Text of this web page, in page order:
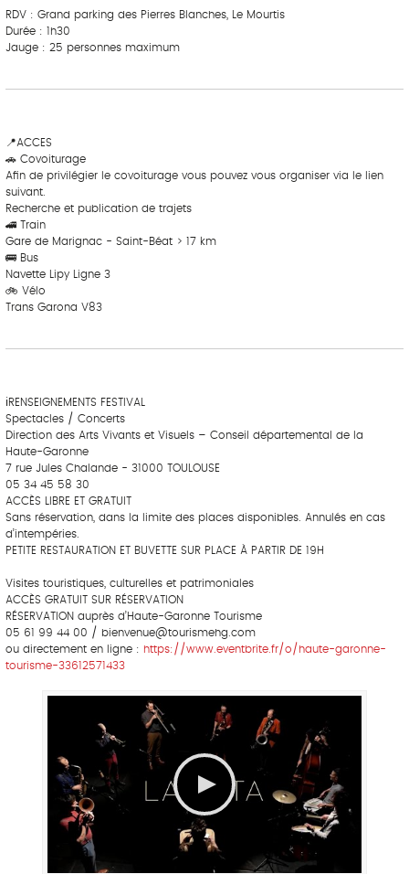
RDV : Grand parking des Pierres Blanches, Le Mourtis
Durée : 1h30
Jauge : 25 personnes maximum
📍ACCES
🚗 Covoiturage
Afin de privilégier le covoiturage vous pouvez vous organiser via le lien
suivant.
Recherche et publication de trajets
🚄 Train
Gare de Marignac - Saint-Béat > 17 km
🚌 Bus
Navette Lipy Ligne 3
🚲 Vélo
Trans Garona V83
ℹRENSEIGNEMENTS FESTIVAL
Spectacles / Concerts
Direction des Arts Vivants et Visuels – Conseil départemental de la
Haute-Garonne
7 rue Jules Chalande - 31000 TOULOUSE
05 34 45 58 30
ACCÈS LIBRE ET GRATUIT
Sans réservation, dans la limite des places disponibles. Annulés en cas
d’intempéries.
PETITE RESTAURATION ET BUVETTE SUR PLACE À PARTIR DE 19H
Visites touristiques, culturelles et patrimoniales
ACCÈS GRATUIT SUR RÉSERVATION
RÉSERVATION auprès d’Haute-Garonne Tourisme
05 61 99 44 00 / bienvenue@tourismehg.com
ou directement en ligne : https://www.eventbrite.fr/o/haute-garonne-
tourisme-33612571433